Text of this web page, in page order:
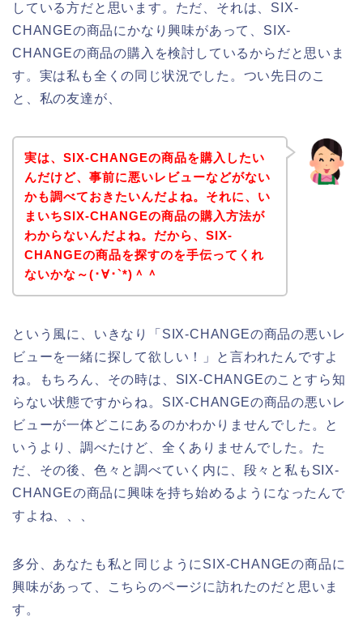
している方だと思います。ただ、それは、SIX-
CHANGEの商品にかなり興味があって、SIX-
CHANGEの商品の購入を検討しているからだと思いま
す。実は私も全くの同じ状況でした。つい先日のこ
と、私の友達が、
実は、SIX-CHANGEの商品を購入したい
んだけど、事前に悪いレビューなどがない
かも調べておきたいんだよね。それに、い
まいちSIX-CHANGEの商品の購入方法が
わからないんだよね。だから、SIX-
CHANGEの商品を探すのを手伝ってくれ
ないかな～(･∀･`*)＾＾
という風に、いきなり「SIX-CHANGEの商品の悪いレ
ビューを一緒に探して欲しい！」と言われたんですよ
ね。もちろん、その時は、SIX-CHANGEのことすら知
らない状態ですからね。SIX-CHANGEの商品の悪いレ
ビューが一体どこにあるのかわかりませんでした。と
いうより、調べたけど、全くありませんでした。た
だ、その後、色々と調べていく内に、段々と私もSIX-
CHANGEの商品に興味を持ち始めるようになったんで
すよね、、、
多分、あなたも私と同じようにSIX-CHANGEの商品に
興味があって、こちらのページに訪れたのだと思いま
す。